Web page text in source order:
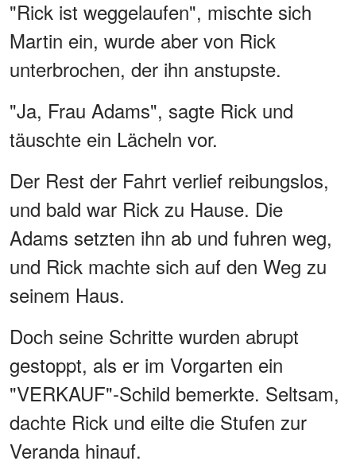
"Rick ist weggelaufen", mischte sich
Martin ein, wurde aber von Rick
unterbrochen, der ihn anstupste.
"Ja, Frau Adams", sagte Rick und
täuschte ein Lächeln vor.
Der Rest der Fahrt verlief reibungslos,
und bald war Rick zu Hause. Die
Adams setzten ihn ab und fuhren weg,
und Rick machte sich auf den Weg zu
seinem Haus.
Doch seine Schritte wurden abrupt
gestoppt, als er im Vorgarten ein
"VERKAUF"-Schild bemerkte. Seltsam,
dachte Rick und eilte die Stufen zur
Veranda hinauf.